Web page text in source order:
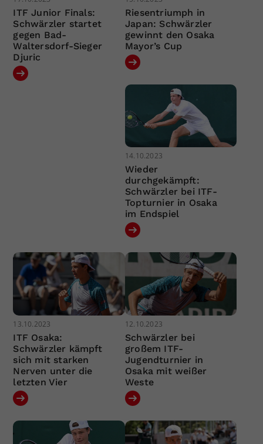
ITF Junior Finals:
Schwärzler startet
gegen Bad-
Waltersdorf-Sieger
Djuric
Riesentriumph in
Japan: Schwärzler
gewinnt den Osaka
Mayor’s Cup
14.10.2023
Wieder
durchgekämpft:
Schwärzler bei ITF-
Topturnier in Osaka
im Endspiel
13.10.2023
ITF Osaka:
Schwärzler kämpft
sich mit starken
Nerven unter die
letzten Vier
12.10.2023
Schwärzler bei
großem ITF-
Jugendturnier in
Osaka mit weißer
Weste